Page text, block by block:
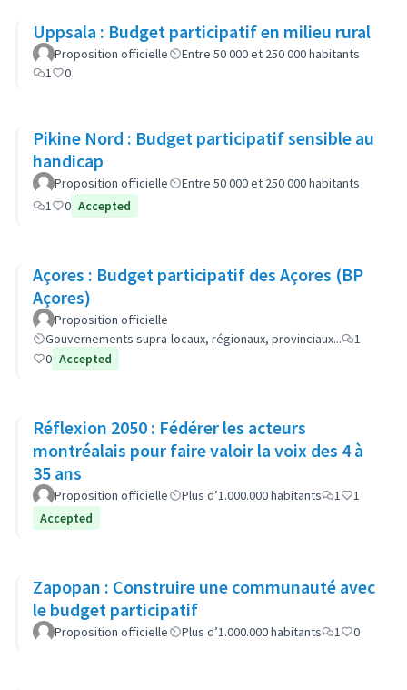
Uppsala : Budget participatif en milieu rural
Proposition officielle
Entre 50 000 et 250 000 habitants
1
0
Pikine Nord : Budget participatif sensible au
handicap
Proposition officielle
Entre 50 000 et 250 000 habitants
1
0 Accepted
Açores : Budget participatif des Açores (BP
Açores)
Proposition officielle
Gouvernements supra-locaux, régionaux, provinciaux...
1
0 Accepted
Réflexion 2050 : Fédérer les acteurs
montréalais pour faire valoir la voix des 4 à
35 ans
Proposition officielle Plus d’1.000.000 habitants 1
1
Accepted
Zapopan : Construire une communauté avec
le budget participatif
Proposition officielle Plus d’1.000.000 habitants 1 0